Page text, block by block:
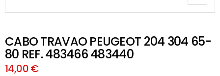
CABO TRAVAO PEUGEOT 204 304 65-
80 REF. 483466 483440
14,00 €